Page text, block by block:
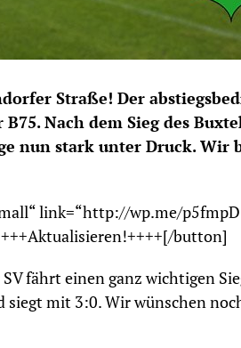
Straße! Der
Nach dem Sieg des
nun stark unter Druck. Wir
link=“http://wp.me/
button]
fährt einen ganz wichtigen
siegt mit 3:0. Wir wünschen